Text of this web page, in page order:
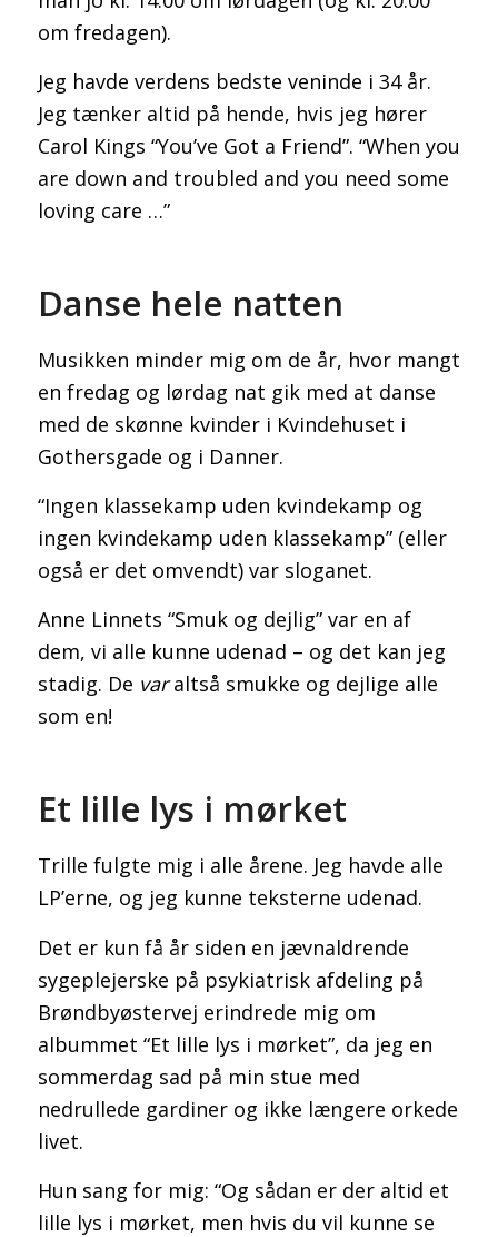
Bidrag selv til Sprogdatabasen
TNG – The Next Generation of
Genealogy Sitebuilding
FAQ til TNG
Forum for FAQ til TNG
om fredagen).
Jeg havde verdens bedste veninde i 34 år.
Jeg tænker altid på hende, hvis jeg hører
Carol Kings “You’ve Got a Friend”. “When you
are down and troubled and you need some
loving care …”
Danse hele natten
Musikken minder mig om de år, hvor mangt
en fredag og lørdag nat gik med at danse
med de skønne kvinder i Kvindehuset i
Gothersgade og i Danner.
“Ingen klassekamp uden kvindekamp og
ingen kvindekamp uden klassekamp” (eller
også er det omvendt) var sloganet.
Anne Linnets “Smuk og dejlig” var en af
dem, vi alle kunne udenad – og det kan jeg
stadig. De varaltså smukke og dejlige alle
som en!
Et lille lys i mørket
Trille fulgte mig i alle årene. Jeg havde alle
LP’erne, og jeg kunne teksterne udenad.
Det er kun få år siden en jævnaldrende
sygeplejerske på psykiatrisk afdeling på
Brøndbyøstervej erindrede mig om
albummet “Et lille lys i mørket”, da jeg en
sommerdag sad på min stue med
nedrullede gardiner og ikke længere orkede
livet.
Hun sang for mig: “Og sådan er der altid et
lille lys i mørket, men hvis du vil kunne se